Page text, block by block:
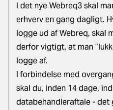
I det nye Webreq3 skal
erhverv en gang dagligt.
logge ud af Webreq, skal
derfor vigtigt, at man
logge af.
I forbindelse med
skal du, inden 14 dage,
databehandleraftale - det